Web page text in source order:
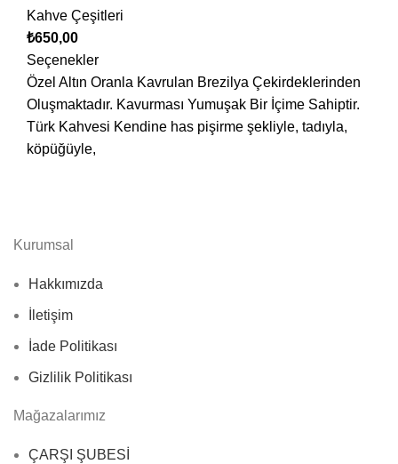
Kahve Çeşitleri
₺650,00
Seçenekler
Özel Altın Oranla Kavrulan Brezilya Çekirdeklerinden
Oluşmaktadır. Kavurması Yumuşak Bir İçime Sahiptir.
Türk Kahvesi Kendine has pişirme şekliyle, tadıyla,
köpüğüyle,
Kurumsal
Hakkımızda
İletişim
İade Politikası
Gizlilik Politikası
Mağazalarımız
ÇARŞI ŞUBESİ